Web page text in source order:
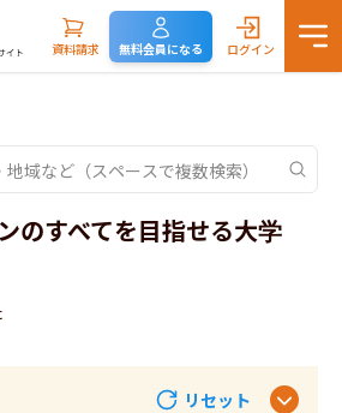
資料請求 無料会員になる ログイン
のすべてを目指せる大学
リセット